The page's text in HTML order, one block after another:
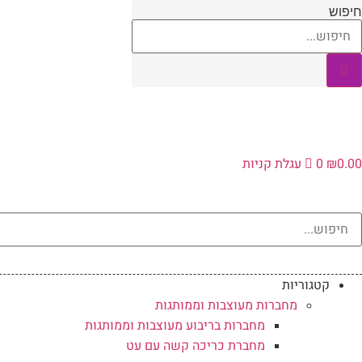
דלג
לתוכן
חיפוש
₪0.00
0 עגלת קניות
קטגוריות
מחברות מעוצבות וממותגות
מחברות בריבוע מעוצבות וממותגות
מחברת כריכה קשה עם עט